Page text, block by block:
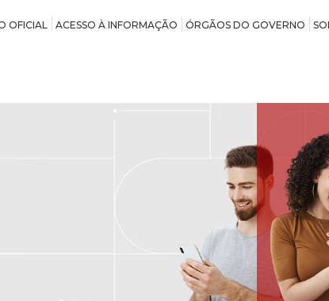
OFICIAL ACESSO À INFORMAÇÃO ÓRGÃOS DO GOVERNO